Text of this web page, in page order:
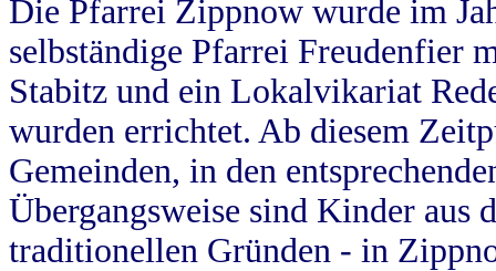
Die Pfarrei Zippnow wurde im
selbständige Pfarrei Freudenfier
Stabitz und ein Lokalvikariat
wurden errichtet. Ab diesem
Gemeinden, in den
Übergangsweise sind Kinder aus
traditionellen Gründen - in